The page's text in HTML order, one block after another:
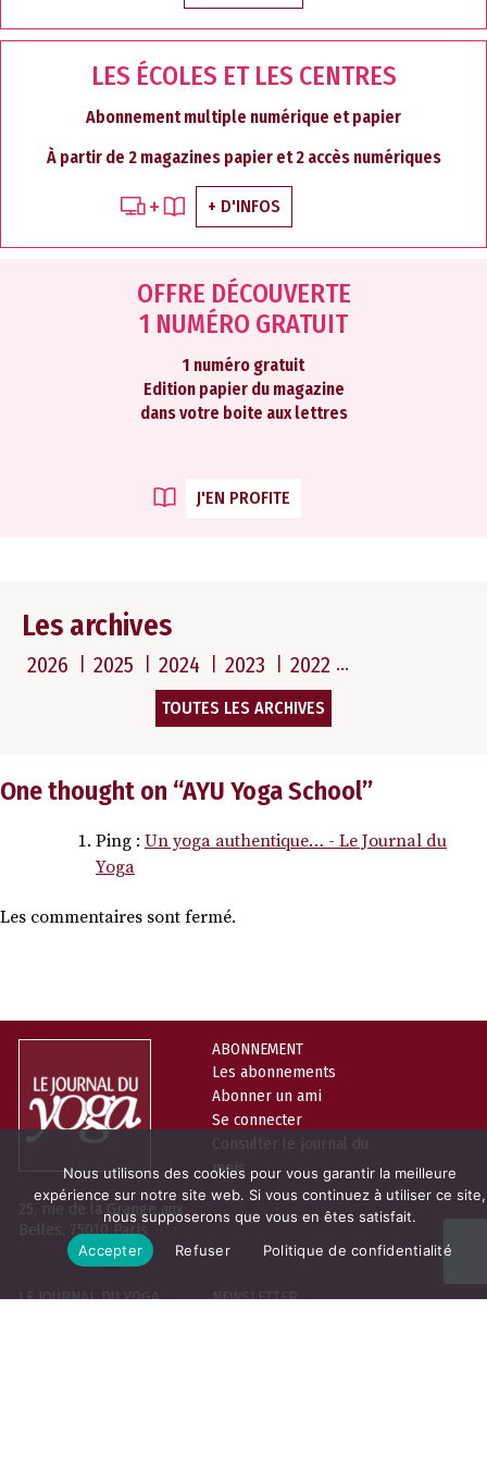
LES ÉCOLES ET LES CENTRES
Abonnement multiple numérique et papier
À partir de 2 magazines papier et 2 accès numériques
+ D'INFOS
OFFRE DÉCOUVERTE
1 NUMÉRO GRATUIT
1 numéro gratuit
Edition papier du magazine
dans votre boite aux lettres
J'EN PROFITE
Les archives
2026 2025 2024 2023 2022
TOUTES LES ARCHIVES
One thought on “AYU Yoga School”
Ping : Un yoga authentique… - Le Journal du
Yoga
Les commentaires sont fermé.
25, rue de la Grange aux
Belles, 75010 Paris
ABONNEMENT
Les abonnements
Abonner un ami
Se connecter
Consulter le journal du
mois
LE JOURNAL DU YOGA
NEWSLETTER
Nous utilisons des cookies pour vous garantir la meilleure
expérience sur notre site web. Si vous continuez à utiliser ce site,
nous supposerons que vous en êtes satisfait.
Accepter
Refuser Politique de confidentialité